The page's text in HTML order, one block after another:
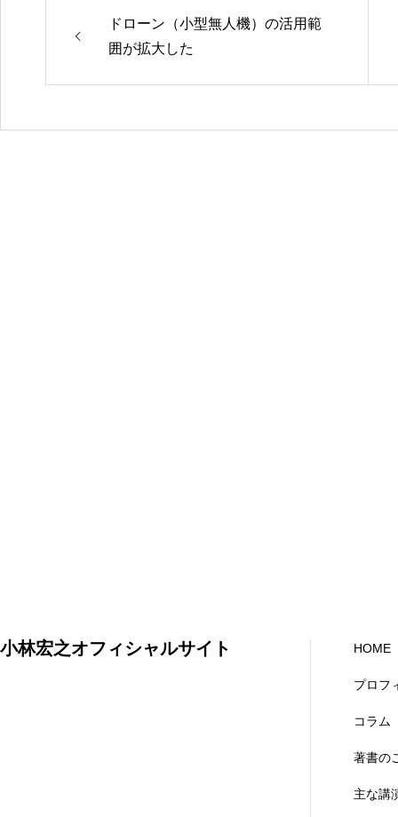
ドローン（小型無人機）の活用範
囲が拡大した
小林宏之オフィシャルサイト HOME
プロフ
コラム
著書の
主な講